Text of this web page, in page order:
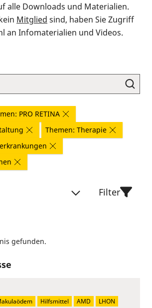
alle Downloads und Materialien.
Mitglied sind, haben Sie Zugriff
an Infomaterialien und Videos.
PRO RETINA
Themen: Therapie
Filter
gefunden.
Hilfsmittel AMD
LHON